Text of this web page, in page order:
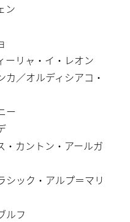
ン
ーリャ・イ・レオン
／オルディシアコ・
ー
・カントン・アールガ
シック・アルプ＝マリ
ルフ